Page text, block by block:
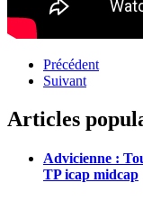
Précédent
Suivant
Articles
Advicienne :
TP icap midcap